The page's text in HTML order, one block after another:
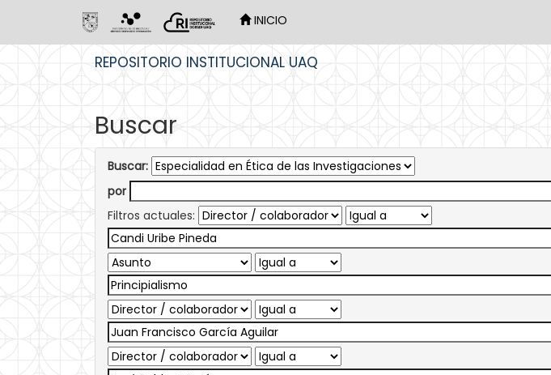
INICIO
REPOSITORIO INSTITUCIONAL UAQ
Buscar
Buscar:
por
Filtros actuales: